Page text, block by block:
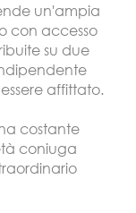
un'ampia
con accesso
su due
affittato.
costante
coniuga